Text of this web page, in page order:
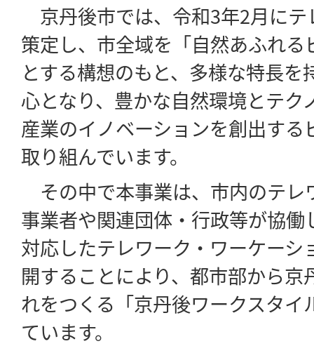
京丹後市では、令和3年2月に
策定し、市全域を「自然あふれ
とする構想のもと、多様な特長を
心となり、豊かな自然環境とテク
産業のイノベーションを創出す
取り組んでいます。
その中で本事業は、市内のテレ
事業者や関連団体・行政等が協働
対応したテレワーク・ワーケーシ
開することにより、都市部から京
れをつくる「京丹後ワークスタイ
ています。